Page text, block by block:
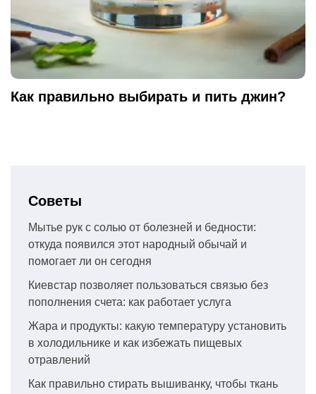
Как правильно выбирать и пить джин?
Советы
Мытье рук с солью от болезней и бедности:
откуда появился этот народный обычай и
помогает ли он сегодня
Киевстар позволяет пользоваться связью без
пополнения счета: как работает услуга
Жара и продукты: какую температуру установить
в холодильнике и как избежать пищевых
отравлений
Как правильно стирать вышиванку, чтобы ткань